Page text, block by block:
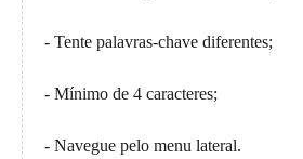
- Tente palavras-chave diferentes;
- Mínimo de 4 caracteres;
- Navegue pelo menu lateral.